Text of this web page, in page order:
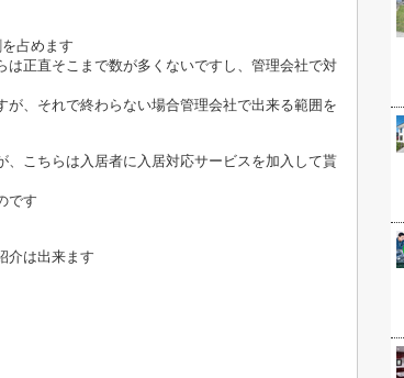
占めます
正直そこまで数が多くないですし、管理会社で対
、それで終わらない場合管理会社で出来る範囲を
こちらは入居者に入居対応サービスを加入して貰
です
介は出来ます